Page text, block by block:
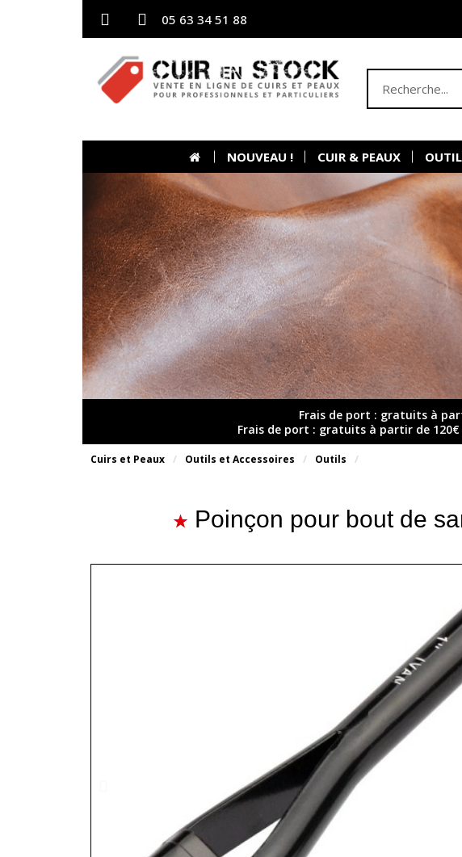
05 63 34 51 88
NOUVEAU ! CUIR & PEAUX
Frais de port : gratuits à
Frais de port : gratuits à partir de 120€
Cuirs et Peaux Outils et Accessoires Outils
Poinçon pour bout de